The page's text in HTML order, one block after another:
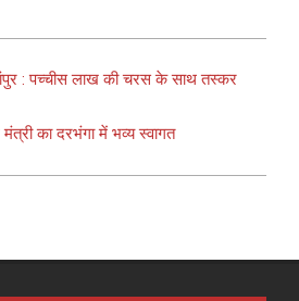
: पच्चीस लाख की चरस के साथ तस्कर
का दरभंगा में भव्य स्वागत